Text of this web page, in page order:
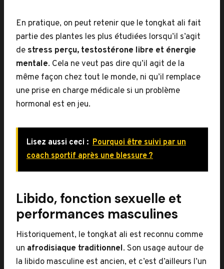
En pratique, on peut retenir que le tongkat ali fait
partie des plantes les plus étudiées lorsqu’il s’agit
de stress perçu, testostérone libre et énergie
mentale. Cela ne veut pas dire qu’il agit de la
même façon chez tout le monde, ni qu’il remplace
une prise en charge médicale si un problème
hormonal est en jeu.
Lisez aussi ceci : Pourquoi être suivi par un
coach sportif après une blessure ?
Libido, fonction sexuelle et
performances masculines
Historiquement, le tongkat ali est reconnu comme
un afrodisiaque traditionnel. Son usage autour de
la libido masculine est ancien, et c’est d’ailleurs l’un